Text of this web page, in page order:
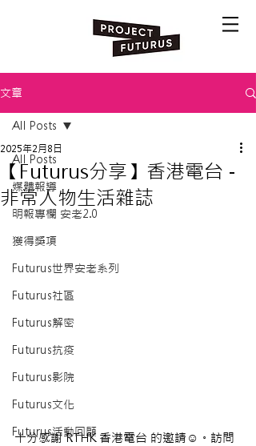
文章
All Posts
媒體報導
明報專欄 安老2.0
獲得獎項
Futurus世界安老系列
Futurus社區
Futurus解密
Futurus抗疫
Futurus影院
Futurus文化
Futurus活動回顧
All Posts
【Futurus分享】香港電台 -
非常人物生活雜誌
2025年2月8日
十分感謝 RTHK 香港電台 的邀請☺️。訪問